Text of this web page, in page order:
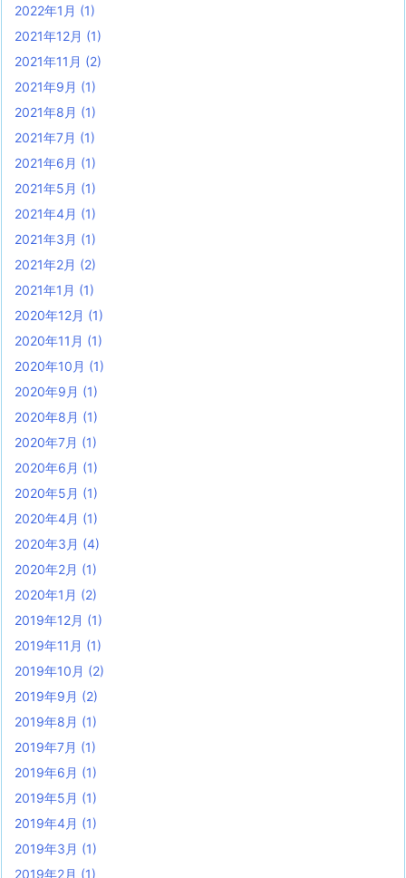
2022年1月 (1)
2021年12月 (1)
2021年11月 (2)
2021年9月 (1)
2021年8月 (1)
2021年7月 (1)
2021年6月 (1)
2021年5月 (1)
2021年4月 (1)
2021年3月 (1)
2021年2月 (2)
2021年1月 (1)
2020年12月 (1)
2020年11月 (1)
2020年10月 (1)
2020年9月 (1)
2020年8月 (1)
2020年7月 (1)
2020年6月 (1)
2020年5月 (1)
2020年4月 (1)
2020年3月 (4)
2020年2月 (1)
2020年1月 (2)
2019年12月 (1)
2019年11月 (1)
2019年10月 (2)
2019年9月 (2)
2019年8月 (1)
2019年7月 (1)
2019年6月 (1)
2019年5月 (1)
2019年4月 (1)
2019年3月 (1)
2019年2月 (1)